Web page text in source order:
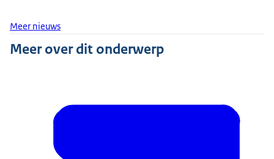
Meer nieuws
Meer over dit onderwerp